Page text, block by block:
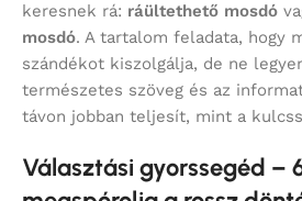
keresnek rá: ráültethető mosdó
mosdó. A tartalom feladata, hogy
szándékot kiszolgálja, de ne
természetes szöveg és az
távon jobban teljesít, mint a
Választási gyorssegéd –